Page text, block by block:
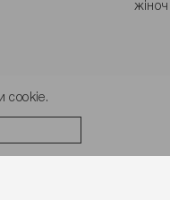
cookie.